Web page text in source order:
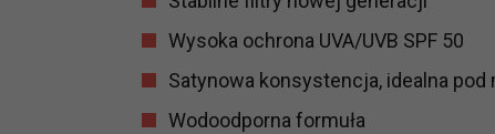
Wysoka ochrona UVA/UVB SPF 50
Satynowa konsystencja, idealna pod
Wodoodporna formuła